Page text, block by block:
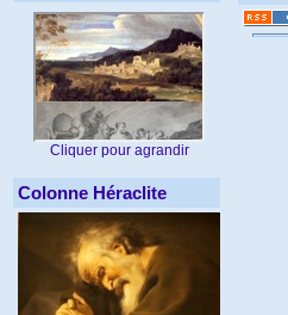
Cliquer pour agrandir
Colonne Héraclite